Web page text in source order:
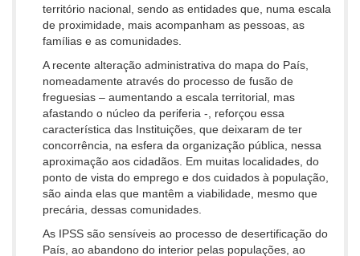
território nacional, sendo as entidades que, numa escala
de proximidade, mais acompanham as pessoas, as
famílias e as comunidades.
A recente alteração administrativa do mapa do País,
nomeadamente através do processo de fusão de
freguesias – aumentando a escala territorial, mas
afastando o núcleo da periferia -, reforçou essa
característica das Instituições, que deixaram de ter
concorrência, na esfera da organização pública, nessa
aproximação aos cidadãos. Em muitas localidades, do
ponto de vista do emprego e dos cuidados à população,
são ainda elas que mantêm a viabilidade, mesmo que
precária, dessas comunidades.
As IPSS são sensíveis ao processo de desertificação do
País, ao abandono do interior pelas populações, ao